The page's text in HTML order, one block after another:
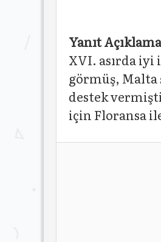
Yanıt
XVI. asırda
görmüş, Malta
destek
için Floransa